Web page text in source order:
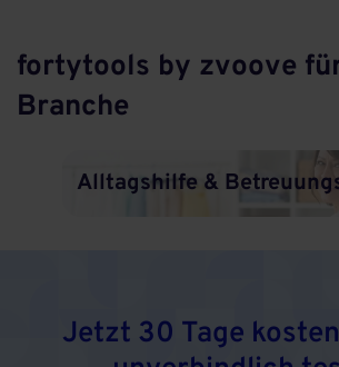
fortytools by zvoove
Branche
Alltagshilfe &
Jetzt 30 Tage